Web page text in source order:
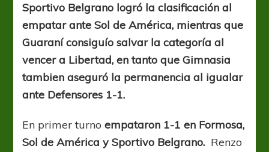
Sportivo Belgrano logró la clasificación al
empatar ante Sol de América, mientras que
Guaraní consiguío salvar la categoría al
vencer a Libertad, en tanto que Gimnasia
tambien aseguró la permanencia al igualar
ante Defensores 1-1.
En primer turnoempataron 1-1 en Formosa,
Sol de América y Sportivo Belgrano. Renzo